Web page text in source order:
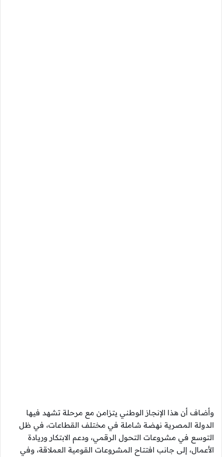
وأضاف أن هذا الإنجاز الوطني يتزامن مع مرحلة تشهد فيها
الدولة المصرية نهضة شاملة في مختلف القطاعات، في ظل
التوسع في مشروعات التحول الرقمي، ودعم الابتكار وريادة
الأعمال، إلى جانب افتتاح المشروعات القومية العملاقة، وفي